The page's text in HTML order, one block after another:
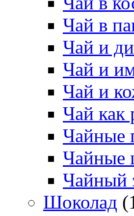
Чай в
Чай и
Чай и
Чай и
Чай как
Чайные
Чайные
Чайный
Шоколад